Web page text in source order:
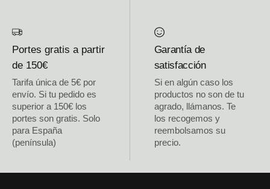
Portes gratis a partir
de 150€
Tarifa única de 5€ por
envío. Si tu pedido es
superior a 150€ los
portes son gratis. Solo
para España
(península)
Garantía de
satisfacción
Si en algún caso los
productos no son de tu
agrado, llámanos. Te
los recogemos y
reembolsamos su
precio.